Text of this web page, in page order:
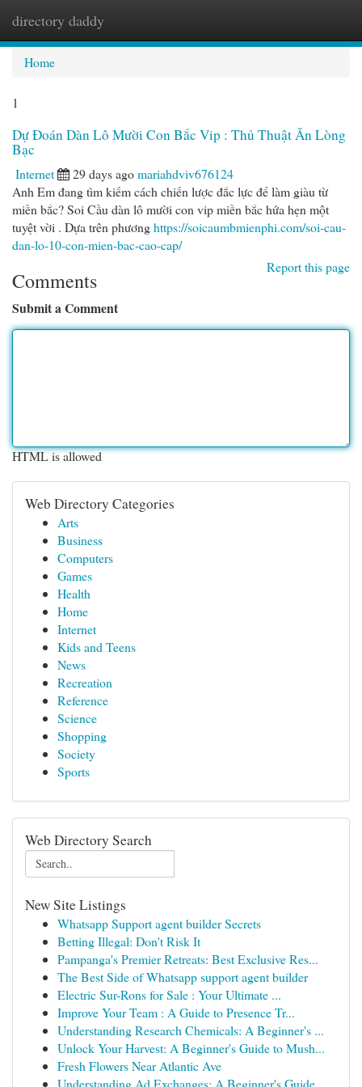
directory daddy
Home
1
Dự Đoán Dàn Lô Mười Con Bắc Vip : Thủ Thuật Ăn Lòng
Bạc
Internet 29 days agomariahdviv676124
Anh Em đang tìm kiếm cách chiến lược đắc lực để làm giàu từ
miền bắc? Soi Cầu dàn lô mười con vip miền bắc hứa hẹn một
tuyệt vời . Dựa trên phươnghttps://soicaumbmienphi.com/soi-cau-
dan-lo-10-con-mien-bac-cao-cap/
Report this page
Comments
Submit a Comment
HTML is allowed
Web Directory Categories
Arts
Business
Computers
Games
Health
Home
Internet
Kids and Teens
News
Recreation
Reference
Science
Shopping
Society
Sports
Web Directory Search
New Site Listings
Whatsapp Support agent builder Secrets
Betting Illegal: Don't Risk It
Pampanga's Premier Retreats: Best Exclusive Res...
The Best Side of Whatsapp support agent builder
Electric Sur-Rons for Sale : Your Ultimate ...
Improve Your Team : A Guide to Presence Tr...
Understanding Research Chemicals: A Beginner's ...
Unlock Your Harvest: A Beginner's Guide to Mush...
Fresh Flowers Near Atlantic Ave
Understanding Ad Exchanges: A Beginner's Guide